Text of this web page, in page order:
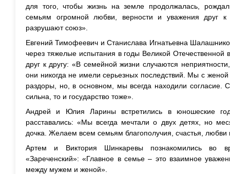
для того, чтобы жизнь на земле продолжалась,
семьям огромной любви, верности и уважения друг
разрушают союз».
Евгений Тимофеевич и Станислава Игнатьевна
через тяжелые испытания в годы Великой Отечественной
друг к другу: «В семейной жизни случаются
они никогда не имели серьезных последствий. Мы с
раздоры, но, в основном, мы всегда находили согласие.
сильна, то и государство тоже».
Андрей и Юлия Ларины встретились в юношеские
расставались: «Мы всегда мечтали о двух детях, но
дочка. Желаем всем семьям благополучия, счастья, любви
Артем и Виктория Шинкаревы познакомились во
«Зареченский»: «Главное в семье – это взаимное
между мужем и женой».